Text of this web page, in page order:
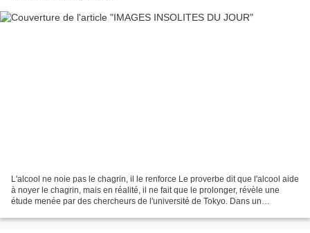
L'alcool ne noie pas le chagrin, il le renforce Le proverbe dit que l'alcool aide
à noyer le chagrin, mais en réalité, il ne fait que le prolonger, révèle une
étude menée par des chercheurs de l'université de Tokyo. Dans un